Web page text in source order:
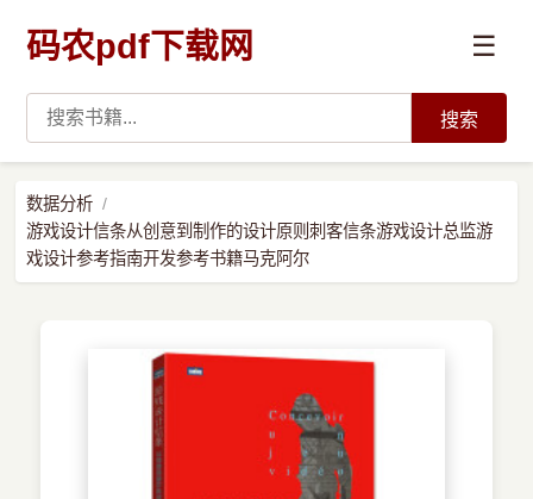
码农pdf下载网 ☰
数据科学与人工智能
搜索
数据分析
游戏设计信条从创意到制作的设计原则刺客信条游戏设计总监游
戏设计参考指南开发参考书籍马克阿尔